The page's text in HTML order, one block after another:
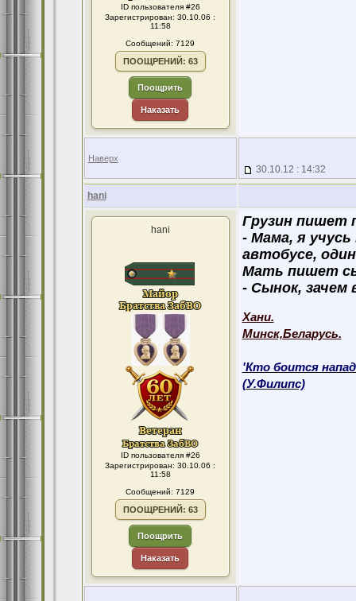
ID пользователя #26
Зарегистрирован: 30.10.06 :
11:58
Сообщений: 7129
ПООЩРЕНИЙ: 63
Поощрить
Наказать
Наверх
30.10.12 : 14:32
hani
hani
ID пользователя #26
Зарегистрирован: 30.10.06 :
11:58
Сообщений: 7129
ПООЩРЕНИЙ: 63
Поощрить
Наказать
Грузин пишет
- Мама, я
автобусе,
Мать пишет
- Сынок, зачем
Хани.
Минск,Беларусь.
'Кто боится
(У.Филипс)